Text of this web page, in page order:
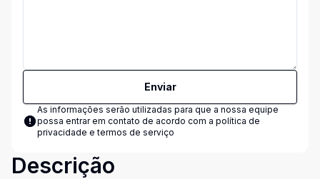
Enviar
As informações serão utilizadas para que a nossa equipe
possa entrar em contato de acordo com a política de
privacidade e termos de serviço
Descrição